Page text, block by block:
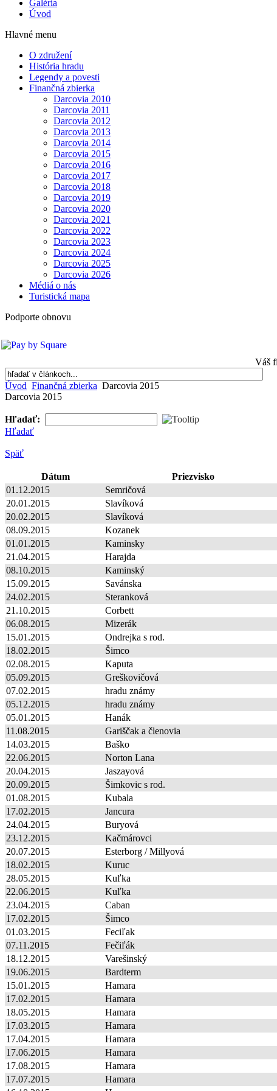
Galéria
Úvod
Hlavné menu
O združení
História hradu
Legendy a povesti
Finančná zbierka
Darcovia 2010
Darcovia 2011
Darcovia 2012
Darcovia 2013
Darcovia 2014
Darcovia 2015
Darcovia 2016
Darcovia 2017
Darcovia 2018
Darcovia 2019
Darcovia 2020
Darcovia 2021
Darcovia 2022
Darcovia 2023
Darcovia 2024
Darcovia 2025
Darcovia 2026
Médiá o nás
Turistická mapa
Podporte obnovu
Váš
Úvod Finančná zbierka Darcovia 2015
Darcovia 2015
Hľadať:
Hľadať
Späť
Dátum Priezvisko
01.12.2015
Semričová
20.01.2015
Slavíková
20.02.2015
Slavíková
08.09.2015
Kozanek
01.01.2015
Kaminsky
21.04.2015
Harajda
08.10.2015
Kaminský
15.09.2015
Savánska
24.02.2015
Steranková
21.10.2015
Corbett
06.08.2015
Mizerák
15.01.2015
Ondrejka s rod.
18.02.2015
Šimco
02.08.2015
Kaputa
05.09.2015
Greškovičová
07.02.2015
hradu známy
05.12.2015
hradu známy
05.01.2015
Hanák
11.08.2015
Gariščak a členovia
14.03.2015
Baško
22.06.2015
Norton Lana
20.04.2015
Jaszayová
20.09.2015
Šimkovic s rod.
01.08.2015
Kubala
17.02.2015
Jancura
24.04.2015
Buryová
23.12.2015
Kačmárovci
20.07.2015
Esterborg / Millyová
18.02.2015
Kuruc
28.05.2015
Kuľka
22.06.2015
Kuľka
23.04.2015
Caban
17.02.2015
Šimco
01.03.2015
Feciľak
07.11.2015
Fečiľák
18.12.2015
Varešinský
19.06.2015
Bardterm
15.01.2015
Hamara
17.02.2015
Hamara
18.05.2015
Hamara
17.03.2015
Hamara
17.04.2015
Hamara
17.06.2015
Hamara
17.08.2015
Hamara
17.07.2015
Hamara